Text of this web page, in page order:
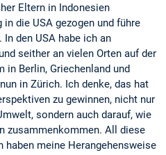
Eltern in Indonesien
die USA gezogen und führe
den USA habe ich an
seither an vielen Orten auf der
in Berlin, Griechenland und
in Zürich. Ich denke, das hat
zu gewinnen, nicht nur
sondern auch darauf, wie
zusammenkommen. All diese
haben meine Herangehensweise